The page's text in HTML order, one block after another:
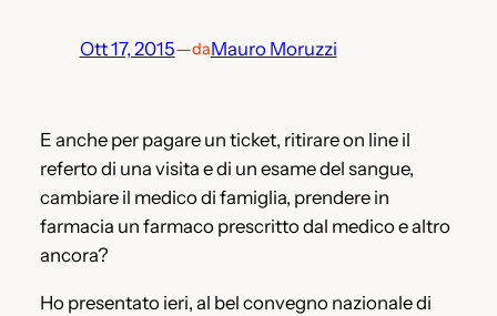
Ott 17, 2015—daMauro Moruzzi
E anche per pagare un ticket, ritirare on line il
referto di una visita e di un esame del sangue,
cambiare il medico di famiglia, prendere in
farmacia un farmaco prescritto dal medico e altro
ancora?
Ho presentato ieri, al bel convegno nazionale di